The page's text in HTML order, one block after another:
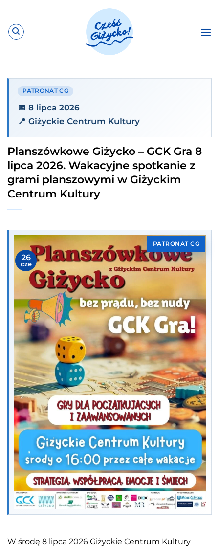
zawartości
PATRONAT CG
📅 8 lipca 2026
📍 Giżyckie Centrum Kultury
Planszówkowe Giżycko – GCK Gra 8
lipca 2026. Wakacyjne spotkanie z
grami planszowymi w Giżyckim
Centrum Kultury
PATRONAT CG
26
cze
W środę 8 lipca 2026 Giżyckie Centrum Kultury